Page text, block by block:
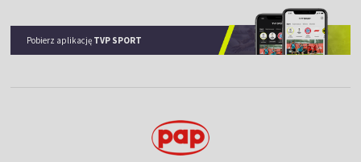
Pobierz aplikację TVP SPORT